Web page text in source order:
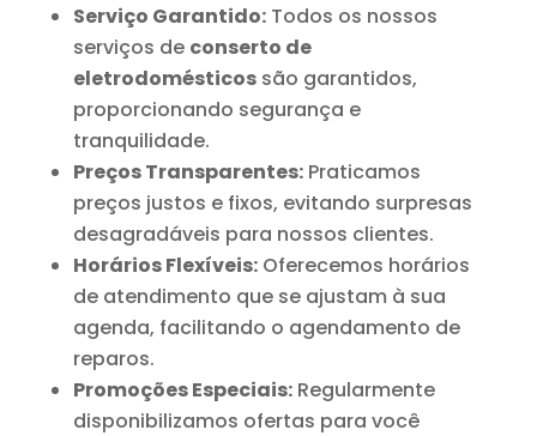
Serviço Garantido:Todos os nossos
serviços de conserto de
eletrodomésticossão garantidos,
proporcionando segurança e
tranquilidade.
Preços Transparentes:Praticamos
preços justos e fixos, evitando surpresas
desagradáveis para nossos clientes.
Horários Flexíveis:Oferecemos horários
de atendimento que se ajustam à sua
agenda, facilitando o agendamento de
reparos.
Promoções Especiais:Regularmente
disponibilizamos ofertas para você